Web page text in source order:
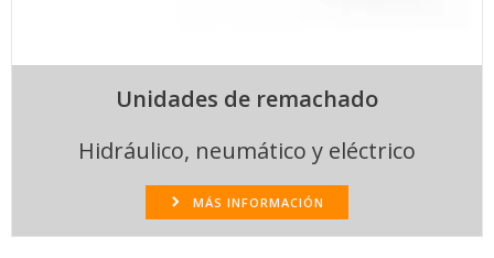
Unidades de remachado
Hidráulico, neumático y eléctrico
MÁS INFORMACIÓN